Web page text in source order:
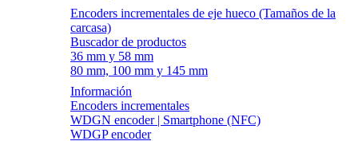
Encoders incrementales de eje hueco (Tamaños de la
carcasa)
Buscador de productos
36 mm y 58 mm
80 mm, 100 mm y 145 mm
Información
Encoders incrementales
WDGN encoder | Smartphone (NFC)
WDGP encoder